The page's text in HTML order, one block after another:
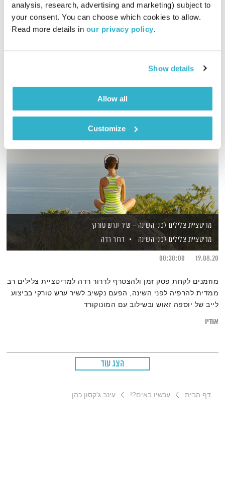
analysis, research, advertising and marketing) subject to
your consent. You can choose which cookies to allow.
Read more details in our privacy policy.
Show details
Allow all
Customize
11.02.24
01:00:02
אמיר פרי בשעה של מוזיקה שתתן לכם קצת חמצן לנשמה
אודיו
מדיטציית צלילים לפני השינה – שיר ערש טורקי
מדיטציית צלילים לפני השינה
דרור רדה
19.08.20
00:30:00
מוזמנים לקחת פסק זמן ולהצטרף לדרור רדה למדיטציית צלילים רב
ממדית להרפיה לפני השינה, הפעם נקשיב לשיר ערש טורקי בביצוע
לייב של יוספה זאוש ובשילוב עם המונוקורד
אודיו
הצג עוד
דף הבית עכשיו באים?! עינב ג'קסון כהן